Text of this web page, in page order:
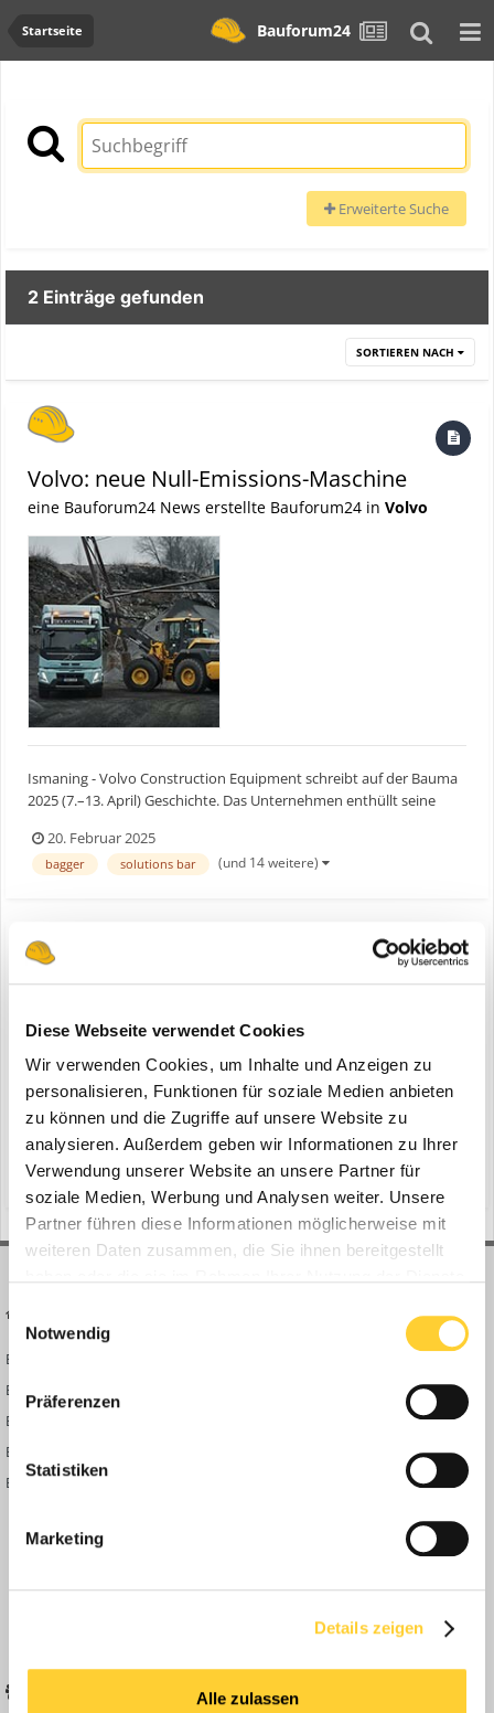
Diese Webseite verwendet Cookies
Wir verwenden Cookies, um Inhalte und Anzeigen zu
personalisieren, Funktionen für soziale Medien anbieten
zu können und die Zugriffe auf unsere Website zu
analysieren. Außerdem geben wir Informationen zu Ihrer
Verwendung unserer Website an unsere Partner für
soziale Medien, Werbung und Analysen weiter. Unsere
Partner führen diese Informationen möglicherweise mit
weiteren Daten zusammen, die Sie ihnen bereitgestellt
Einwilligungsauswahl
Notwendig
Präferenzen
Statistiken
Marketing
Details zeigen
Alle zulassen
Startseite Bauforum24
Erweiterte Suche
2 Einträge gefunden
SORTIEREN NACH
Volvo: neue Null-Emissions-Maschine
eine Bauforum24 News erstellte Bauforum24 in Volvo
Ismaning - Volvo Construction Equipment schreibt auf der Bauma
2025 (7.–13. April) Geschichte. Das Unternehmen enthüllt seine
exklusive, vollelektrische Produktreihe und markiert einen
bedeutenden Meilenstein im Engagement von Volvo...
20. Februar 2025
bagger solutions bar (und 14 weitere)
ein Thema erstellte Bauforum24 inNews aus der
Ismaning - Volvo Construction Equipment schreibt auf der Bauma
2025 (7.–13. April) Geschichte. Das Unternehmen enthüllt seine
erste emissionsfreie Produktpalette. Die Präsentation umfasst eine
exklusive, vollelektrische Produktreihe und markiert einen
bedeutenden Meilenstein im Engagement von Volvo...
20. Februar 2025
bagger solutions bar (und 14 weitere)
Bauforum24 News
Bauforum24 TV
BF24 Mediathek
BF24 Fotostrecken
Bauforum Shop
KONTAKT